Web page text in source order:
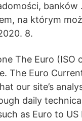
banków
na którym
8.
The Euro (ISO
The Euro
our site’s
daily
as Euro to US